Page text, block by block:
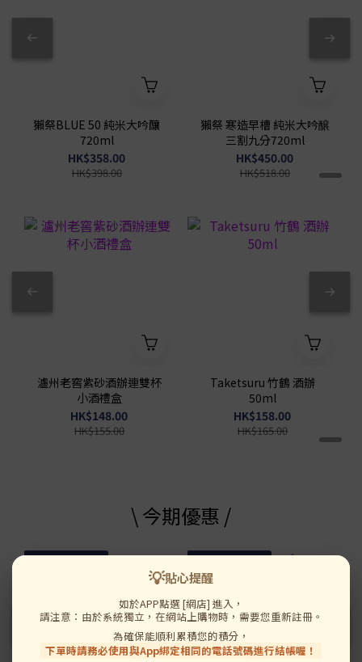
獺祭BLUE 50 純米大吟釀
720ml
HK$358.00
HK$398.00
獺祭 寒造早槽 純米大吟醸
三割九分720ml
HK$450.00
HK$518.00
瀘州老窖紫砂酒辦連雙杯
小酒禮盒
HK$148.00
HK$155.00
Taketsuru 竹鶴 酒辦
50ml
HK$158.00
HK$165.00
\ 今期優惠 /
送 濃鮑汁黃金鮑 送 濃鮑汁黃金鮑
💡貼心提醒
如於APP點選 [網店] 進入，
請注意：由於系統獨立，在網站上購物時，需要您重新註冊。
為確保能順利累積您的積分，
下單時請務必使用與App綁定相同的電話號碼進行結帳喔！